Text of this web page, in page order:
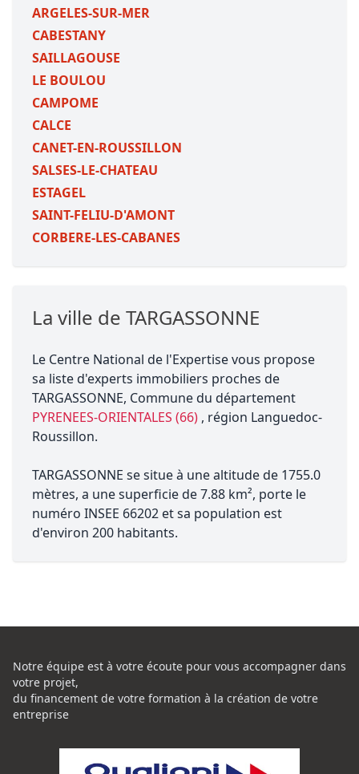
ARGELES-SUR-MER
CABESTANY
SAILLAGOUSE
LE BOULOU
CAMPOME
CALCE
CANET-EN-ROUSSILLON
SALSES-LE-CHATEAU
ESTAGEL
SAINT-FELIU-D'AMONT
CORBERE-LES-CABANES
La ville de TARGASSONNE
Le Centre National de l'Expertise vous propose
sa liste d'experts immobiliers proches de
TARGASSONNE, Commune du département
PYRENEES-ORIENTALES (66) , région Languedoc-
Roussillon.
TARGASSONNE se situe à une altitude de 1755.0
mètres, a une superficie de 7.88 km², porte le
numéro INSEE 66202 et sa population est
d'environ 200 habitants.
Notre équipe est à votre écoute pour vous accompagner dans
votre projet,
du financement de votre formation à la création de votre
entreprise